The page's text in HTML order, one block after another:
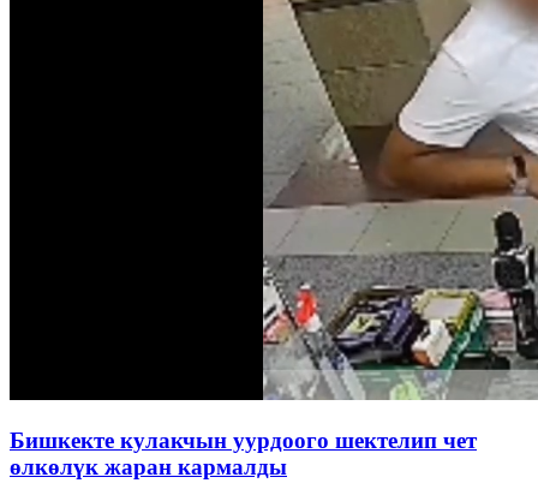
Бишкекте кулакчын уурдоого шектелип чет
өлкөлүк жаран кармалды